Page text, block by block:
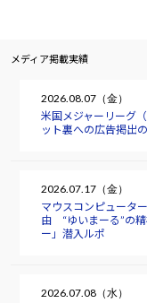
メディア掲載実績
2026.08.07（金）
米国メジャーリーグ
ット裏への広告掲出
2026.07.17（金）
マウスコンピュータ
由 “ゆいまーる”の
ー」潜入ルポ
2026.07.08（水）